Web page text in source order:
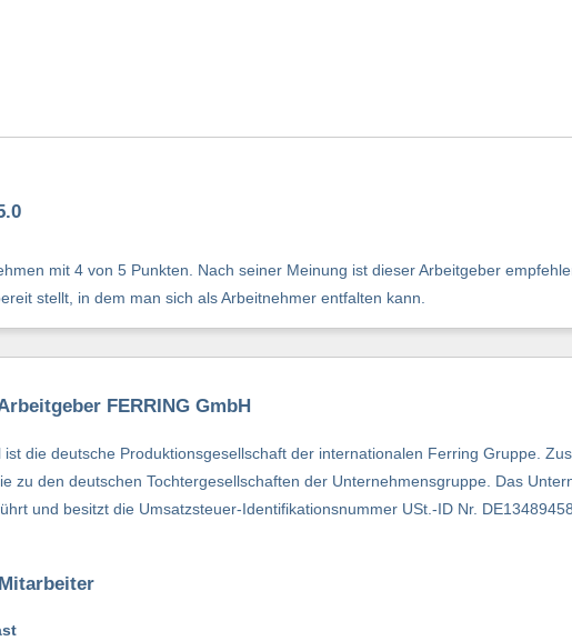
mit 4 von 5 Punkten. Nach seiner Meinung ist dieser Arbeitgeber
stellt, in dem man sich als Arbeitnehmer entfalten kann.
FERRING GmbH
ist die deutsche Produktionsgesellschaft der internationalen Ferring Gruppe.
zu den deutschen Tochtergesellschaften der Unternehmensgruppe. Das
und besitzt die Umsatzsteuer-Identifikationsnummer USt.-ID Nr.